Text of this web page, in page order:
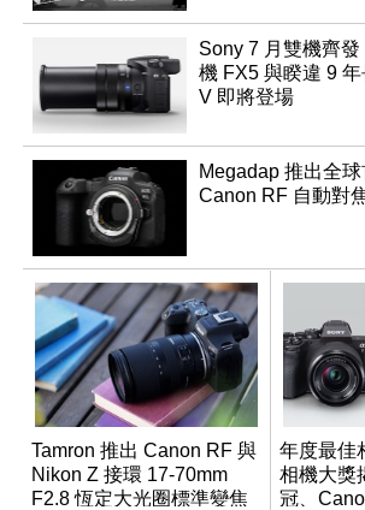
Sony 7 月雙機齊
機 FX5 與睽違 9
V 即將登場
Megadap 推出全
Canon RF 自動對
Tamron 推出 Canon RF 與
Nikon Z 接環 17-70mm
F2.8 恆定大光圈標準變焦
年度最佳
相機大獎
冠、